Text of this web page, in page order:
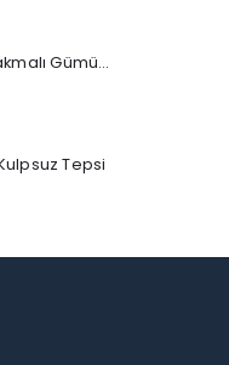
Papataya Kakmalı Gümüş Sürahi
Tepsi